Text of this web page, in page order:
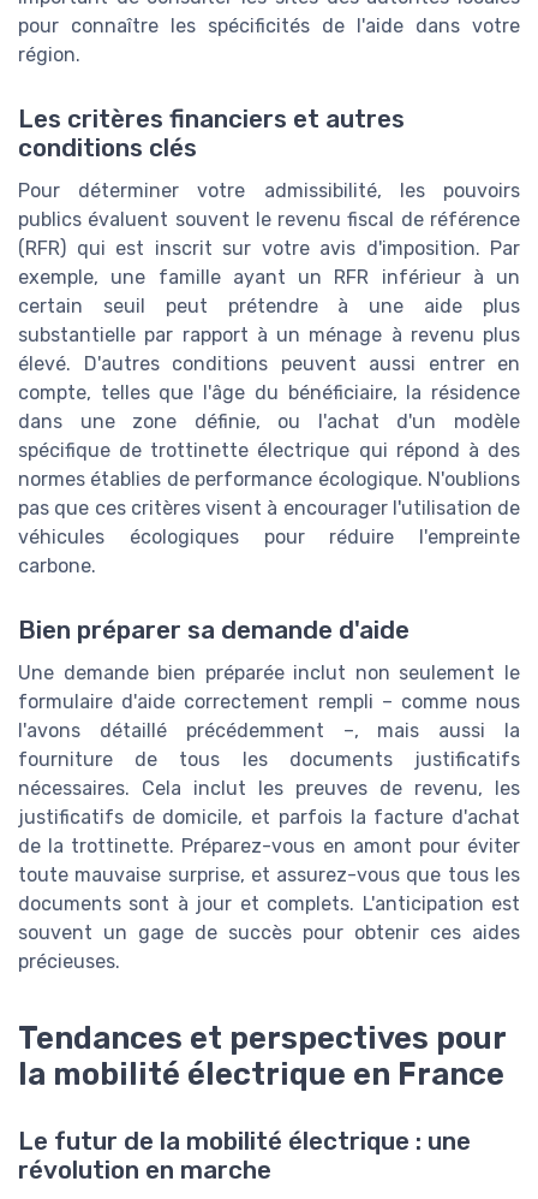
pour connaître les spécificités de l'aide dans votre
région.
Les critères financiers et autres
conditions clés
Pour déterminer votre admissibilité, les pouvoirs
publics évaluent souvent le revenu fiscal de référence
(RFR) qui est inscrit sur votre avis d'imposition. Par
exemple, une famille ayant un RFR inférieur à un
certain seuil peut prétendre à une aide plus
substantielle par rapport à un ménage à revenu plus
élevé. D'autres conditions peuvent aussi entrer en
compte, telles que l'âge du bénéficiaire, la résidence
dans une zone définie, ou l'achat d'un modèle
spécifique de trottinette électrique qui répond à des
normes établies de performance écologique. N'oublions
pas que ces critères visent à encourager l'utilisation de
véhicules écologiques pour réduire l'empreinte
carbone.
Bien préparer sa demande d'aide
Une demande bien préparée inclut non seulement le
formulaire d'aide correctement rempli – comme nous
l'avons détaillé précédemment –, mais aussi la
fourniture de tous les documents justificatifs
nécessaires. Cela inclut les preuves de revenu, les
justificatifs de domicile, et parfois la facture d'achat
de la trottinette. Préparez-vous en amont pour éviter
toute mauvaise surprise, et assurez-vous que tous les
documents sont à jour et complets. L'anticipation est
souvent un gage de succès pour obtenir ces aides
précieuses.
Tendances et perspectives pour
la mobilité électrique en France
Le futur de la mobilité électrique : une
révolution en marche